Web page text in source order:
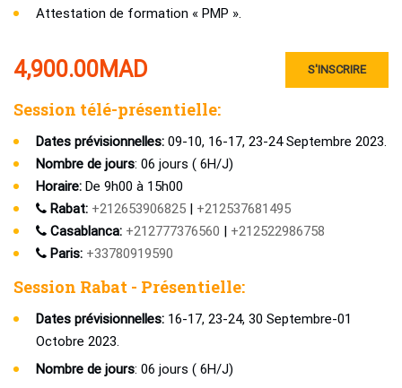
Attestation de formation « PMP ».
S'INSCRIRE
4,900.00MAD
Session télé-présentielle:
Dates prévisionnelles: 09-10, 16-17, 23-24 Septembre 2023.
Nombre de jours: 06 jours ( 6H/J)
Horaire: De 9h00 à 15h00
Rabat: +212653906825 | +212537681495
Casablanca: +212777376560 | +212522986758
Paris: +33780919590
Session Rabat - Présentielle:
Dates prévisionnelles: 16-17, 23-24, 30 Septembre-01
Octobre 2023.
Nombre de jours: 06 jours ( 6H/J)